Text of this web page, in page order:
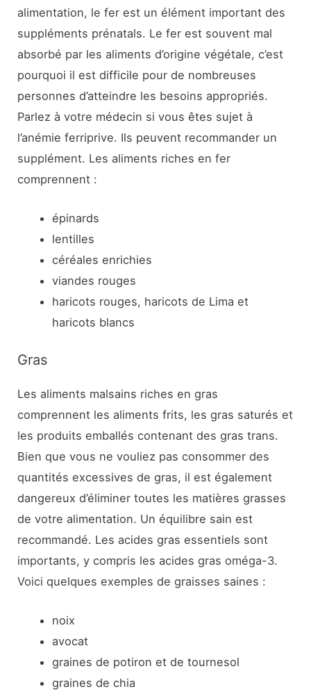
alimentation, le fer est un élément important des
suppléments prénatals. Le fer est souvent mal
absorbé par les aliments d’origine végétale, c’est
pourquoi il est difficile pour de nombreuses
personnes d’atteindre les besoins appropriés.
Parlez à votre médecin si vous êtes sujet à
l’anémie ferriprive. Ils peuvent recommander un
supplément. Les aliments riches en fer
comprennent :
épinards
lentilles
céréales enrichies
viandes rouges
haricots rouges, haricots de Lima et
haricots blancs
Gras
Les aliments malsains riches en gras
comprennent les aliments frits, les gras saturés et
les produits emballés contenant des gras trans.
Bien que vous ne vouliez pas consommer des
quantités excessives de gras, il est également
dangereux d’éliminer toutes les matières grasses
de votre alimentation. Un équilibre sain est
recommandé. Les acides gras essentiels sont
importants, y compris les acides gras oméga-3.
Voici quelques exemples de graisses saines :
noix
avocat
graines de potiron et de tournesol
graines de chia